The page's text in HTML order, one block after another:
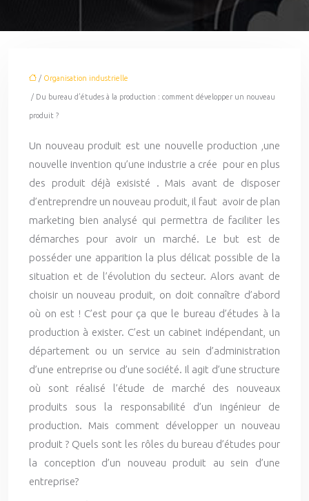
/ Organisation industrielle
/ Du bureau d’études à la production : comment développer un nouveau
produit ?
Un nouveau produit est une nouvelle production ,une
nouvelle invention qu’une industrie a crée pour en plus
des produit déjà exisisté . Mais avant de disposer
d’entreprendre un nouveau produit, il faut avoir de plan
marketing bien analysé qui permettra de faciliter les
démarches pour avoir un marché. Le but est de
posséder une apparition la plus délicat possible de la
situation et de l’évolution du secteur. Alors avant de
choisir un nouveau produit, on doit connaître d’abord
où on est ! C’est pour ça que le bureau d’études à la
production à exister. C’est un cabinet indépendant, un
département ou un service au sein d’administration
d’une entreprise ou d’une société. Il agit d’une structure
où sont réalisé l’étude de marché des nouveaux
produits sous la responsabilité d’un ingénieur de
production. Mais comment développer un nouveau
produit ? Quels sont les rôles du bureau d’études pour
la conception d’un nouveau produit au sein d’une
entreprise?